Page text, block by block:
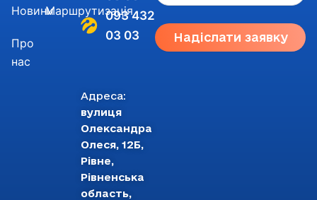
Адреса:
вулиця
Олександра
Олеся, 12Б,
Рівне,
Рівненська
область,
093 432
03 03
Новини
Про
нас
Маршрутизація
Надіслати заявку